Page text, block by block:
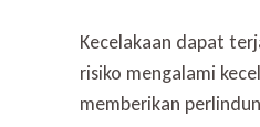
Kecelakaan dapat
risiko mengalami
memberikan